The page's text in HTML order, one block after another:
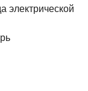
электрической